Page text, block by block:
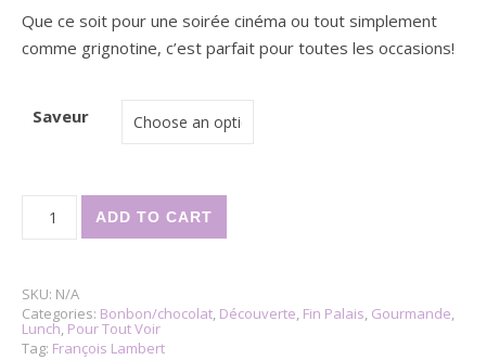
Que ce soit pour une soirée cinéma ou tout simplement
comme grignotine, c’est parfait pour toutes les occasions!
Saveur
ADD TO CART
SKU: N/A
Categories: Bonbon/chocolat, Découverte, Fin Palais, Gourmande,
Lunch, Pour Tout Voir
Tag: François Lambert